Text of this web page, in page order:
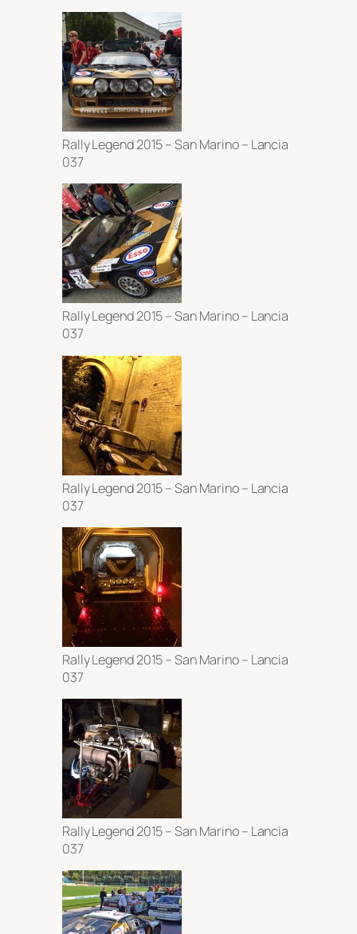
Rally Legend 2015 – San Marino – Lancia
037
Rally Legend 2015 – San Marino – Lancia
037
Rally Legend 2015 – San Marino – Lancia
037
Rally Legend 2015 – San Marino – Lancia
037
Rally Legend 2015 – San Marino – Lancia
037